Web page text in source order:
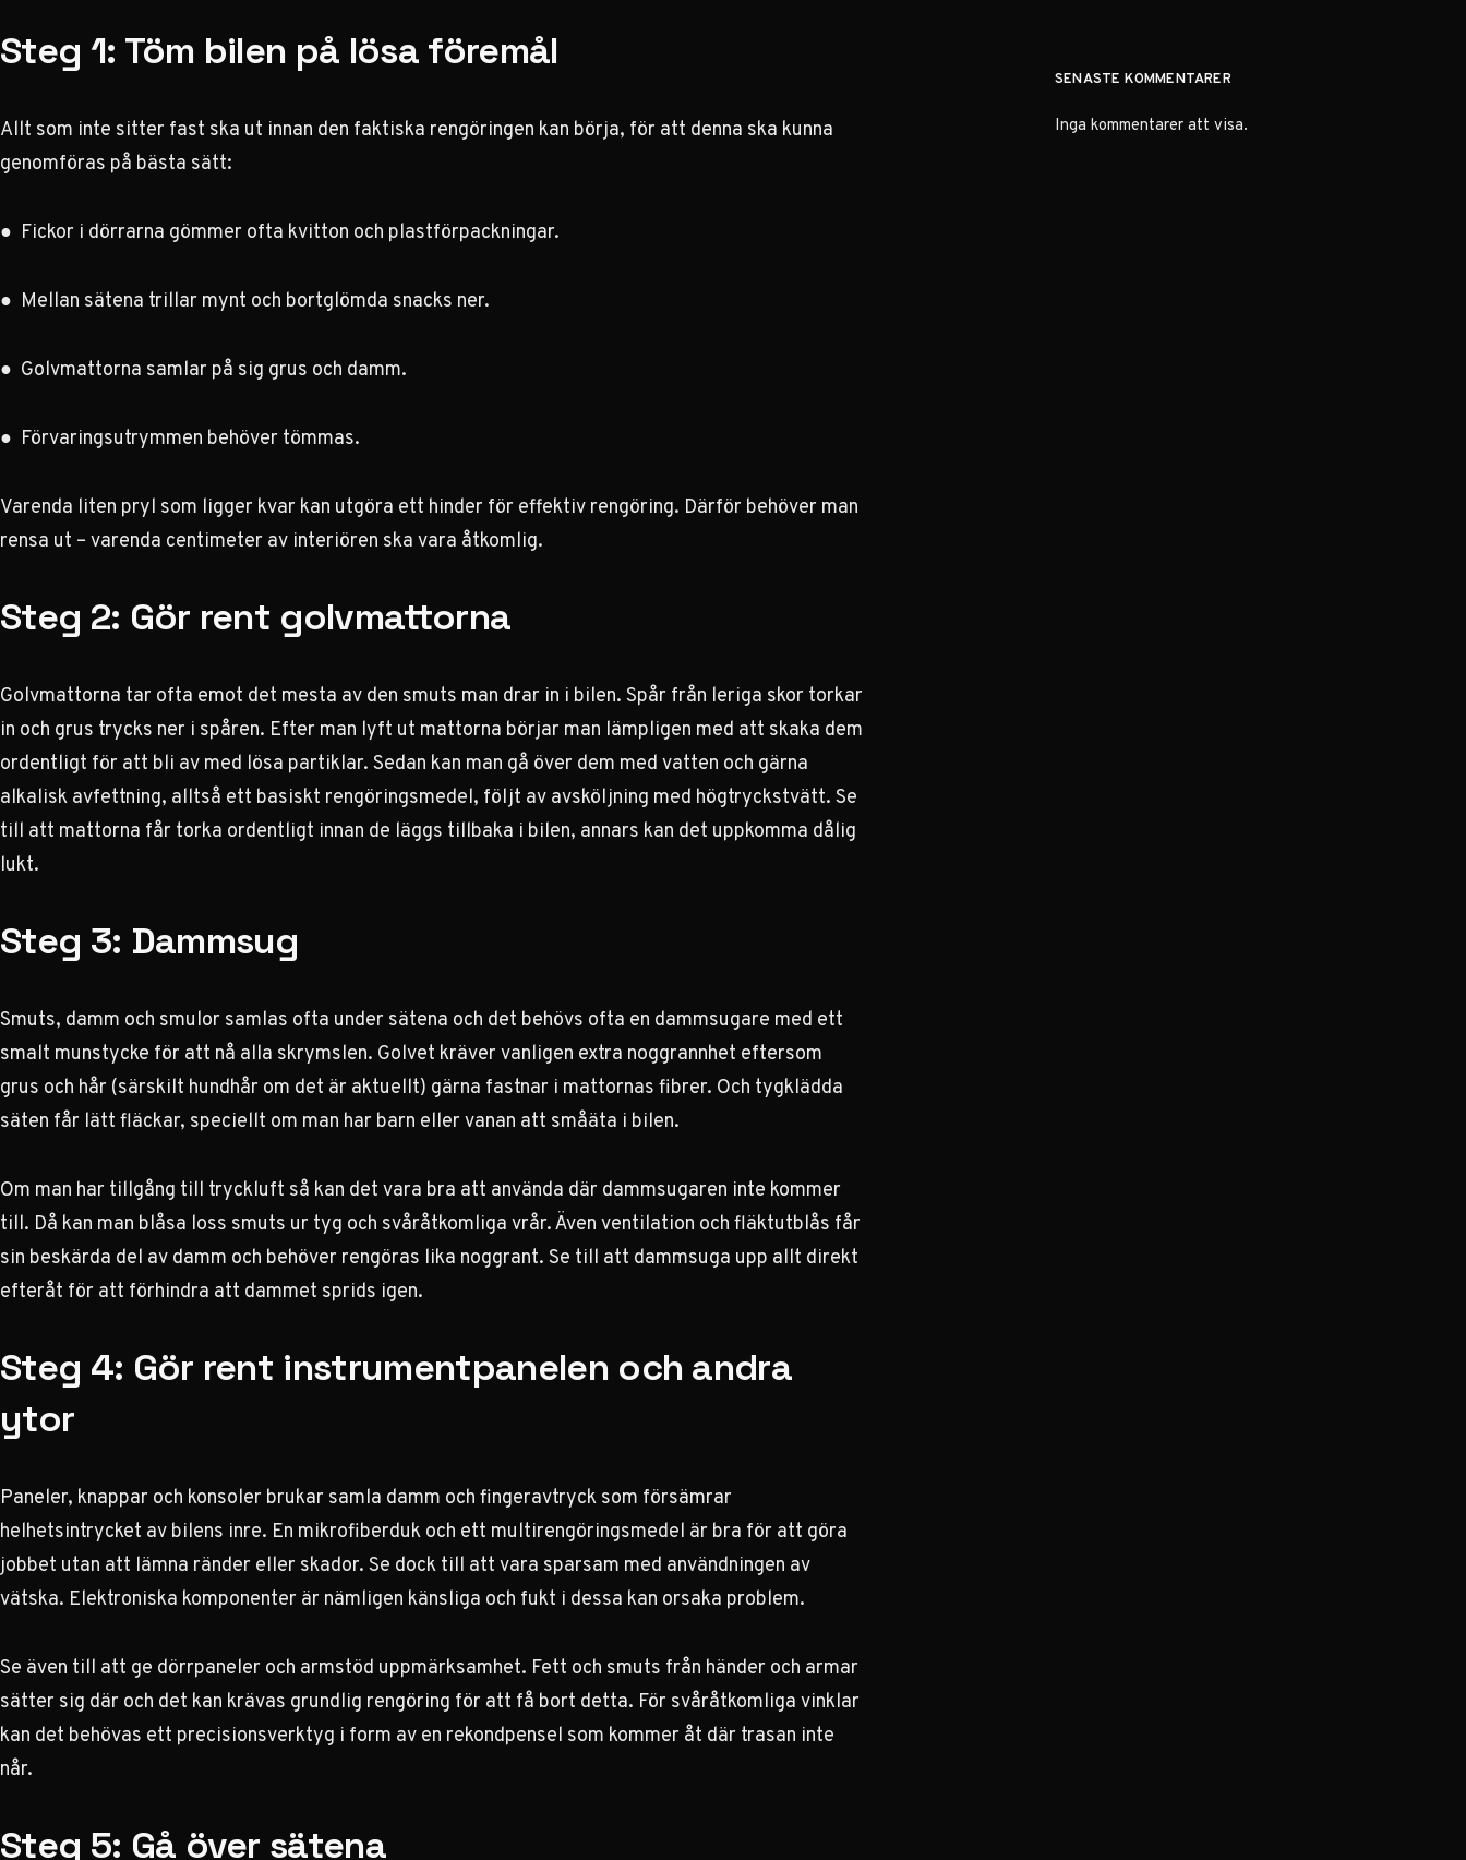
Steg 1: Töm bilen på lösa föremål
Allt som inte sitter fast ska ut innan den faktiska rengöringen kan börja, för att denna ska kunna
genomföras på bästa sätt:
● Fickor i dörrarna gömmer ofta kvitton och plastförpackningar.
● Mellan sätena trillar mynt och bortglömda snacks ner.
● Golvmattorna samlar på sig grus och damm.
● Förvaringsutrymmen behöver tömmas.
Varenda liten pryl som ligger kvar kan utgöra ett hinder för effektiv rengöring. Därför behöver man
rensa ut – varenda centimeter av interiören ska vara åtkomlig.
Steg 2: Gör rent golvmattorna
Golvmattorna tar ofta emot det mesta av den smuts man drar in i bilen. Spår från leriga skor torkar
in och grus trycks ner i spåren. Efter man lyft ut mattorna börjar man lämpligen med att skaka dem
ordentligt för att bli av med lösa partiklar. Sedan kan man gå över dem med vatten och gärna
alkalisk avfettning, alltså ett basiskt rengöringsmedel, följt av avsköljning med högtryckstvätt. Se
till att mattorna får torka ordentligt innan de läggs tillbaka i bilen, annars kan det uppkomma dålig
lukt.
Steg 3: Dammsug
Smuts, damm och smulor samlas ofta under sätena och det behövs ofta en dammsugare med ett
smalt munstycke för att nå alla skrymslen. Golvet kräver vanligen extra noggrannhet eftersom
grus och hår (särskilt hundhår om det är aktuellt) gärna fastnar i mattornas fibrer. Och tygklädda
säten får lätt fläckar, speciellt om man har barn eller vanan att småäta i bilen.
Om man har tillgång till tryckluft så kan det vara bra att använda där dammsugaren inte kommer
till. Då kan man blåsa loss smuts ur tyg och svåråtkomliga vrår. Även ventilation och fläktutblås får
sin beskärda del av damm och behöver rengöras lika noggrant. Se till att dammsuga upp allt direkt
efteråt för att förhindra att dammet sprids igen.
Steg 4: Gör rent instrumentpanelen och andra
ytor
Paneler, knappar och konsoler brukar samla damm och fingeravtryck som försämrar
helhetsintrycket av bilens inre. En mikrofiberduk och ett multirengöringsmedel är bra för att göra
jobbet utan att lämna ränder eller skador. Se dock till att vara sparsam med användningen av
vätska. Elektroniska komponenter är nämligen känsliga och fukt i dessa kan orsaka problem.
Se även till att ge dörrpaneler och armstöd uppmärksamhet. Fett och smuts från händer och armar
sätter sig där och det kan krävas grundlig rengöring för att få bort detta. För svåråtkomliga vinklar
kan det behövas ett precisionsverktyg i form av en rekondpensel som kommer åt där trasan inte
når.
Steg 5: Gå över sätena
SENASTE KOMMENTARER
Inga kommentarer att visa.